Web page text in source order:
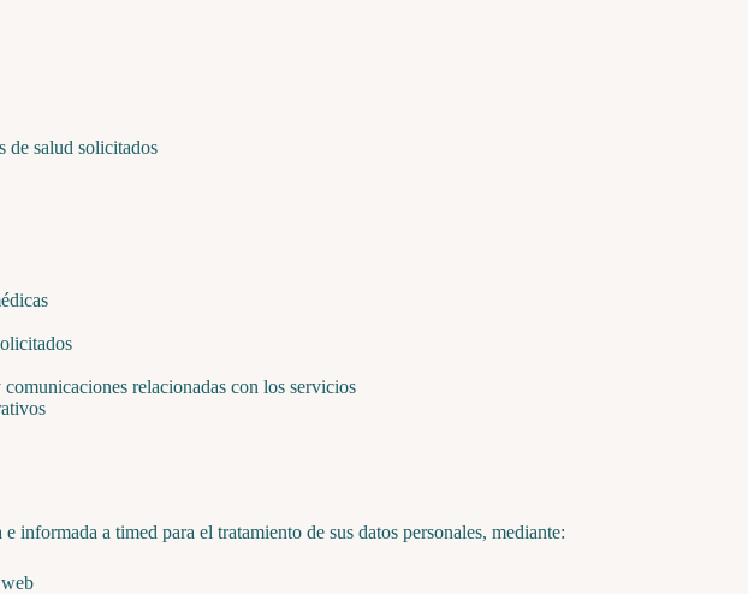
de salud solicitados
relacionadas con los servicios
informada a timed para el tratamiento de sus datos personales, mediante: